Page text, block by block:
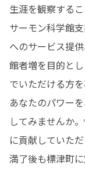
生涯を観察するこ
サーモン科学館
へのサービス提
館者増を目的と
でいただける方を
あなたのパワー
してみませんか
に貢献していた
満了後も標津町